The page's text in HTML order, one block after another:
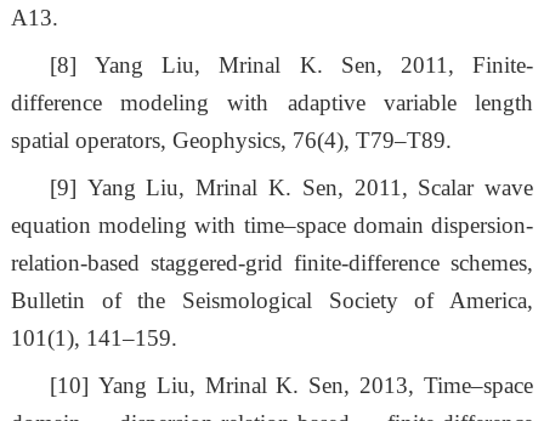
A13.
[8]Yang Liu, Mrinal K. Sen, 2011, Finite-
difference modeling with adaptive variable length
spatial operators, Geophysics, 76(4), T79–T89.
[9] Yang Liu, Mrinal K. Sen, 2011, Scalar wave
equation modeling with time–space domain dispersion-
relation-based staggered-grid finite-difference schemes,
Bulletin of the Seismological Society of America,
101(1), 141–159.
[10] Yang Liu, Mrinal K. Sen, 2013, Time–space